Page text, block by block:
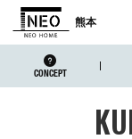
熊本
CONCEPT